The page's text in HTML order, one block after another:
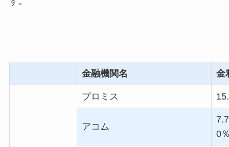
金融機関名 金
プロミス
アコム
7.7
0